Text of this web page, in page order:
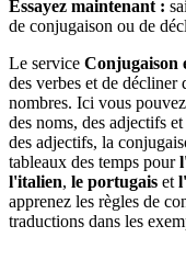
Essayez maintenant :
de conjugaison ou de
Le service Conjugaison
des verbes et de décliner
nombres. Ici vous
des noms, des adjectifs
des adjectifs, la
tableaux des temps pour
l'italien, le portugais et
apprenez les règles de
traductions dans les